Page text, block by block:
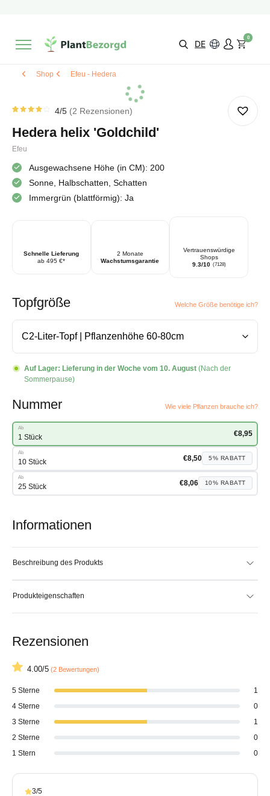
Wähle selbst
DE
0
Shop Efeu - Hedera
von 5
von
aus
4/5 2 Rezensionen
Hedera helix 'Goldchild'
Efeu
Ausgewachsene Höhe (in CM): 200
Sonne, Halbschatten, Schatten
Immergrün (blattförmig): Ja
Schnelle Lieferung
ab 495 €*
2 Monate
Wachstumsgarantie
Vertrauenswürdige
Shops
9.3/10 (7128)
Topfgröße Welche Größe benötige ich?
Auf Lager: Lieferung in der Woche vom 10. August (Nach der
Sommerpause)
Nummer Wie viele Pflanzen brauche ich?
Ab
1 Stück €8,95
Ab
10 Stück €8,50 5% RABATT
Ab
25 Stück €8,06 10% RABATT
Informationen
Beschreibung des Produkts
Produkteigenschaften
Rezensionen
4.00/5 (2 Bewertungen)
5 Sterne
1
4 Sterne
0
3 Sterne
1
2 Sterne
0
1 Stern
0
3/5